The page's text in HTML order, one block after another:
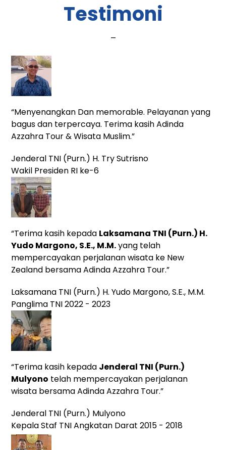
Testimoni
“Menyenangkan Dan memorable. Pelayanan yang
bagus dan terpercaya. Terima kasih Adinda
Azzahra Tour & Wisata Muslim.”
Jenderal TNI (Purn.) H. Try Sutrisno
Wakil Presiden RI ke-6
“Terima kasih kepada Laksamana TNI (Purn.) H.
Yudo Margono, S.E., M.M.yang telah
mempercayakan perjalanan wisata ke New
Zealand bersama Adinda Azzahra Tour.”
Laksamana TNI (Purn.) H. Yudo Margono, S.E., M.M.
Panglima TNI 2022 - 2023
“Terima kasih kepada Jenderal TNI (Purn.)
Mulyono telah mempercayakan perjalanan
wisata bersama Adinda Azzahra Tour.”
Jenderal TNI (Purn.) Mulyono
Kepala Staf TNI Angkatan Darat 2015 - 2018